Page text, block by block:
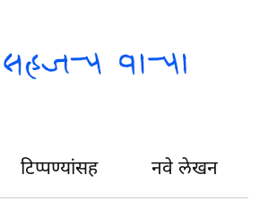
टिप्पण्यांसह नवे लेखन